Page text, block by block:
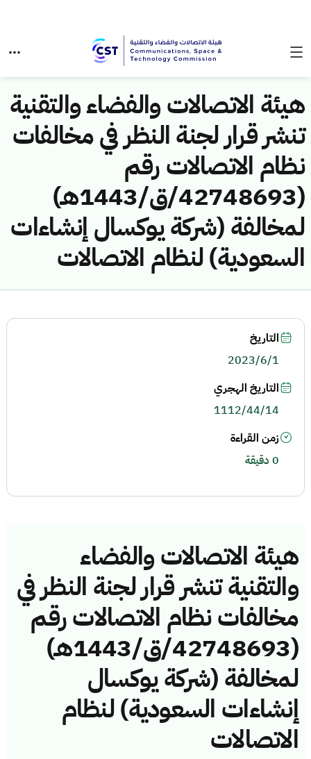
هيئة الاتصالات والفضاء والتقنية
تنشر قرار لجنة النظر في مخالفات
نظام الاتصالات رقم
(42748693/ق/1443هـ)
لمخالفة (شركة يوكسال إنشاءات
السعودية) لنظام الاتصالات
هيئة الاتصالات والفضاء
والتقنية تنشر قرار لجنة النظر في
مخالفات نظام الاتصالات رقم
(42748693/ق/1443هـ)
لمخالفة (شركة يوكسال
إنشاءات السعودية) لنظام
الاتصالات
التاريخ
2023/6/1
التاريخ الهجري
1112/44/14
زمن القراءة
0 دقيقة